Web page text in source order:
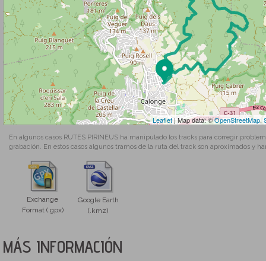
Leaflet | Map data: ©OpenStreetMap,
En algunos casos RUTES PIRINEUS ha manipulado los tracks para corregir
grabación. En estos casos algunos tramos de la ruta del track son aproximados y
Exchange
Format (.gpx)
Google Earth
(.kmz)
MÁS INFORMACIÓN